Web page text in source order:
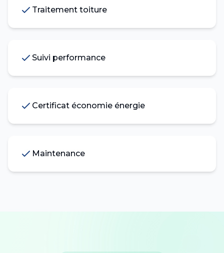
Traitement toiture
Suivi performance
Certificat économie énergie
Maintenance